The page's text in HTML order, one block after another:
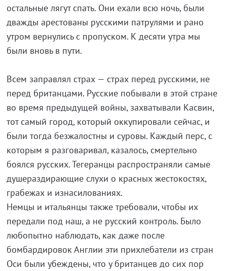
остальные лягут спать. Они ехали всю ночь, были
дважды арестованы русскими патрулями и рано
утром вернулись с пропуском. К десяти утра мы
были вновь в пути.
Всем заправлял страх — страх перед русскими, не
перед британцами. Русские побывали в этой стране
во время предыдущей войны, захватывали Касвин,
тот самый город, который оккупировали сейчас, и
были тогда безжалостны и суровы. Каждый перс, с
которым я разговаривал, казалось, смертельно
боялся русских. Тегеранцы распространяли самые
душераздирающие слухи о красных жестокостях,
грабежах и изнасилованиях.
Немцы и итальянцы также требовали, чтобы их
передали под наш, а не русский контроль. Было
любопытно наблюдать, как даже после
бомбардировок Англии эти прихлебатели из стран
Оси были убеждены, что у британцев до сих пор